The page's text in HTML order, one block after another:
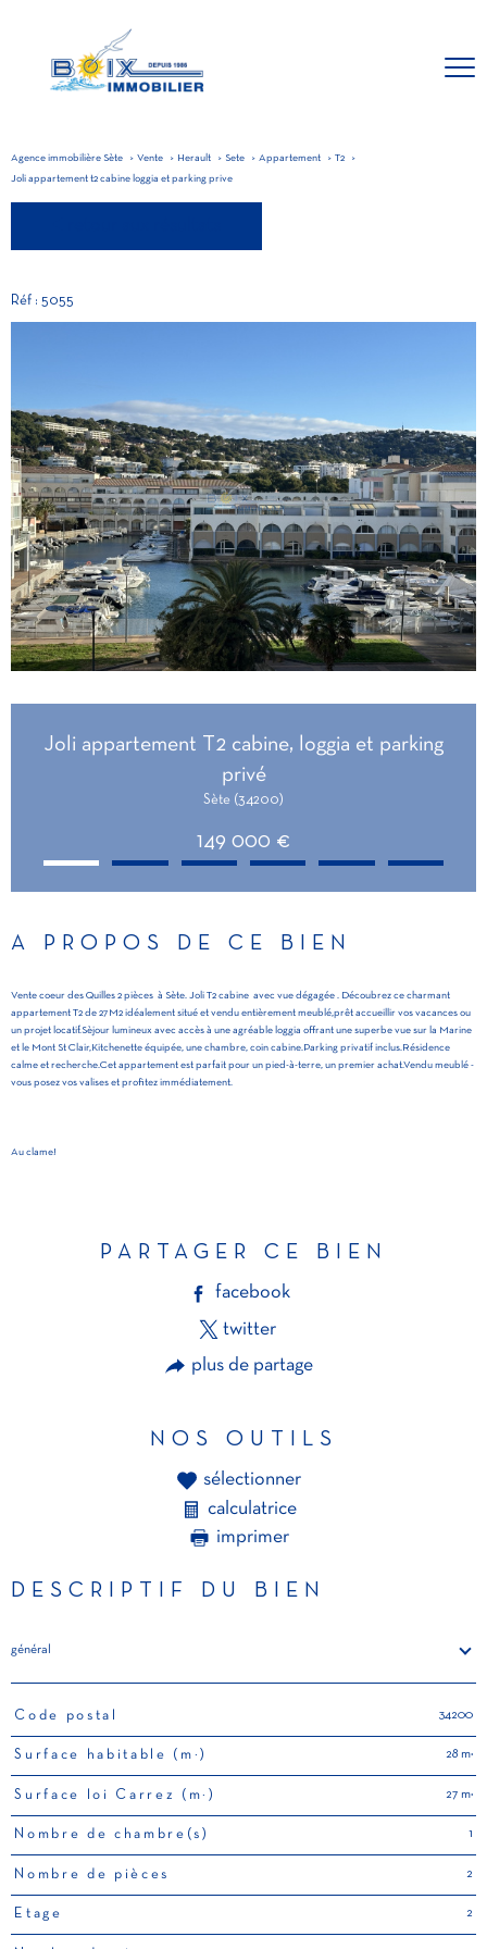
Agence immobilière Sète Vente Herault Sete Appartement T2
Joli appartement t2 cabine loggia et parking prive
Réf : 5055
Joli appartement T2 cabine, loggia et parking
privé
Sète (34200)
149 000 €
A PROPOS DE CE BIEN
Vente coeur des Quilles 2 pièces à Sète. Joli T2 cabine avec vue dégagée . Découbrez ce charmant
appartement T2 de 27M2 idéalement situé et vendu entièrement meublé,prêt accueillir vos vacances ou
un projet locatif.Sèjour lumineux avec accès à une agréable loggia offrant une superbe vue sur la Marine
et le Mont St Clair,Kitchenette équipée, une chambre, coin cabine.Parking privatif inclus.Résidence
calme et recherche.Cet appartement est parfait pour un pied-à-terre, un premier achat.Vendu meublé -
vous posez vos valises et profitez immédiatement.
Au clame!
PARTAGER CE BIEN
facebook
twitter
plus de partage
NOS OUTILS
sélectionner
calculatrice
imprimer
DESCRIPTIF DU BIEN
général
TRAD_PAMPERO_Caracteristique
Code postal 34200
Surface habitable (m²) 28 m²
Surface loi Carrez (m²) 27 m²
Nombre de chambre(s) 1
Nombre de pièces 2
Etage 2